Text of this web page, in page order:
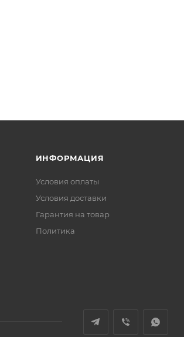
ИНФОРМАЦИЯ
Условия оплаты
Условия доставки
Гарантия на товар
Политика